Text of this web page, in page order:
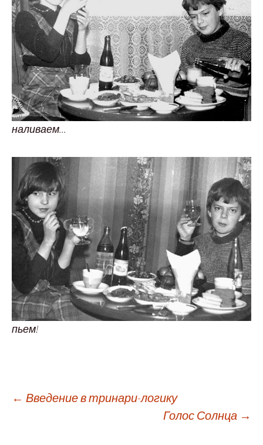
наливаем...
пьем!
Навигация
← Введение в тринари-логику
Голос Солнца →